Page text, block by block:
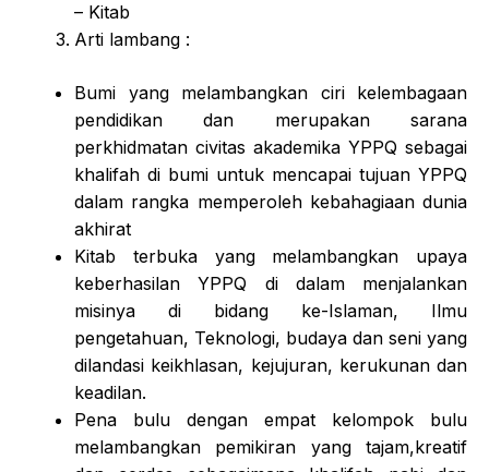
– Kitab
Arti lambang :
Bumi yang melambangkan ciri kelembagaan
pendidikan dan merupakan sarana
perkhidmatan civitas akademika YPPQ sebagai
khalifah di bumi untuk mencapai tujuan YPPQ
dalam rangka memperoleh kebahagiaan dunia
akhirat
Kitab terbuka yang melambangkan upaya
keberhasilan YPPQ di dalam menjalankan
misinya di bidang ke-Islaman, Ilmu
pengetahuan, Teknologi, budaya dan seni yang
dilandasi keikhlasan, kejujuran, kerukunan dan
keadilan.
Pena bulu dengan empat kelompok bulu
melambangkan pemikiran yang tajam,kreatif